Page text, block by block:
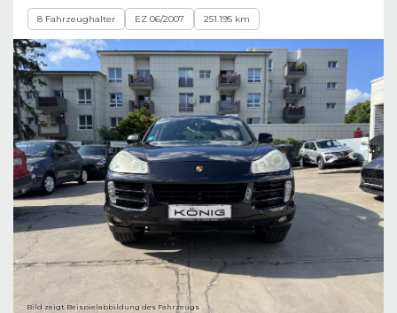
8 Fahrzeughalter EZ 06/2007 251.195 km
Bild zeigt Beispielabbildung des Fahrzeugs